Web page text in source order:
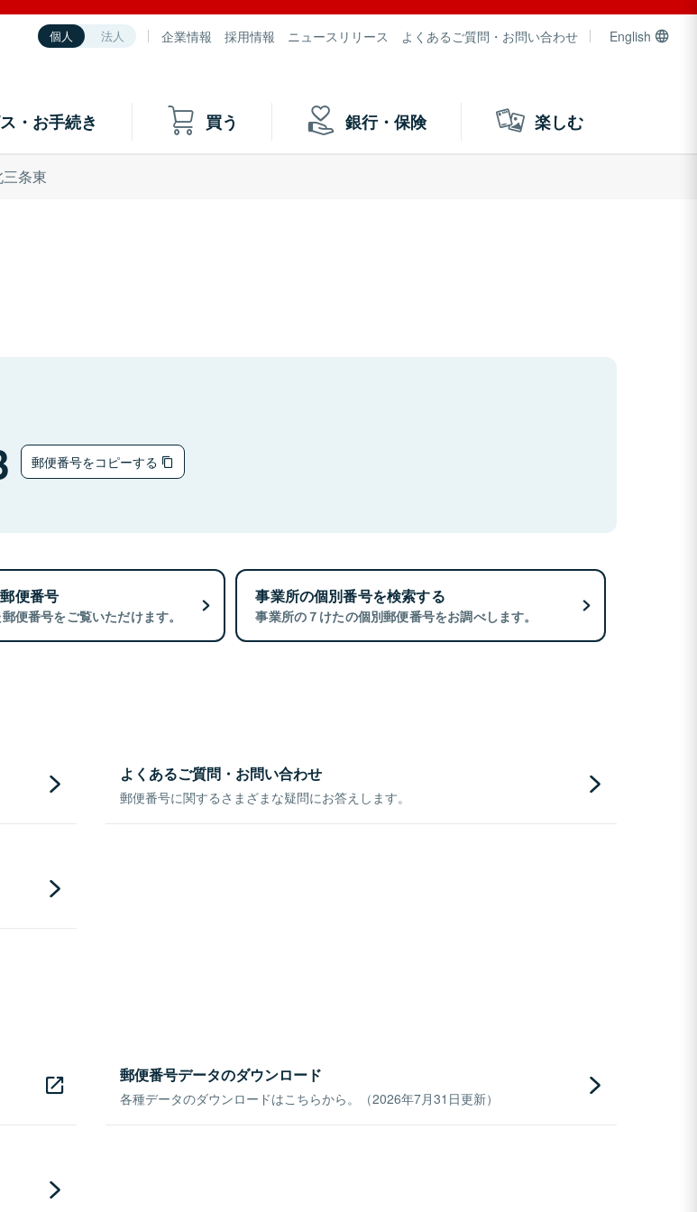
個人 法人 企業情報 採用情報 ニュースリリース よくあるご質問・お問い合わせ English
・お手続き 買う 銀行・保険 楽しむ
条東
郵便番号をコピーする
便番号
便番号をご覧いただけます。
事業所の個別番号を検索する
事業所の７けたの個別郵便番号をお調べします。
よくあるご質問・お問い合わせ
郵便番号に関するさまざまな疑問にお答えします。
郵便番号データのダウンロード
各種データのダウンロードはこちらから。（2026年7月31日更新）